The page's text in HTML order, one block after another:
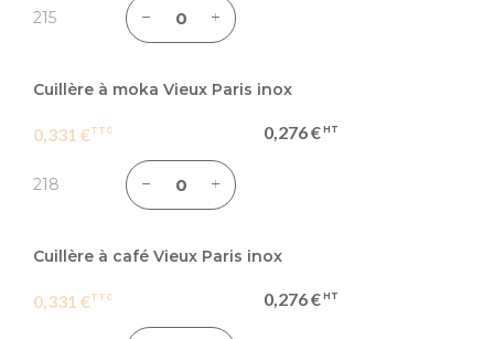
215
Cuillère à moka Vieux Paris inox
0,331 € 0,276 €
218
Cuillère à café Vieux Paris inox
0,331 € 0,276 €